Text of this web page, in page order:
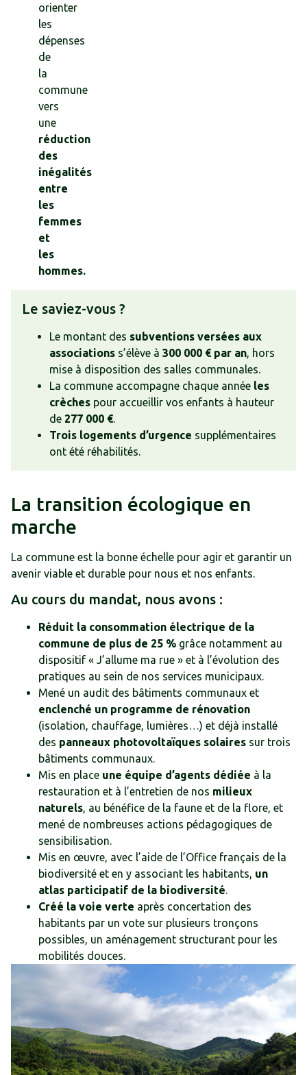
orienter
les
dépenses
de
la
commune
vers
une
réduction
des
inégalités
entre
les
femmes
et
les
hommes.
Le saviez-vous ?
Le montant des subventions versées aux
associations s’élève à 300 000 € par an, hors
mise à disposition des salles communales.
La commune accompagne chaque année les
crèches pour accueillir vos enfants à hauteur
de 277 000 €.
Trois logements d’urgence supplémentaires
ont été réhabilités.
La transition écologique en
marche
La commune est la bonne échelle pour agir et garantir un
avenir viable et durable pour nous et nos enfants.
Au cours du mandat, nous avons :
Réduit la consommation électrique de la
commune de plus de 25 % grâce notamment au
dispositif « J’allume ma rue » et à l’évolution des
pratiques au sein de nos services municipaux.
Mené un audit des bâtiments communaux et
enclenché un programme de rénovation
(isolation, chauffage, lumières…) et déjà installé
des panneaux photovoltaïques solaires sur trois
bâtiments communaux.
Mis en place une équipe d’agents dédiée à la
restauration et à l’entretien de nos milieux
naturels, au bénéfice de la faune et de la flore, et
mené de nombreuses actions pédagogiques de
sensibilisation.
Mis en œuvre, avec l’aide de l’Office français de la
biodiversité et en y associant les habitants, un
atlas participatif de la biodiversité.
Créé la voie verte après concertation des
habitants par un vote sur plusieurs tronçons
possibles, un aménagement structurant pour les
mobilités douces.